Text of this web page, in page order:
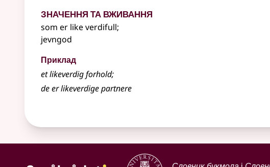
Значення та вживання
som er like verdifull;
jevngod
Приклад
etlikeverdigforhold;
de erlikeverdigepartnere